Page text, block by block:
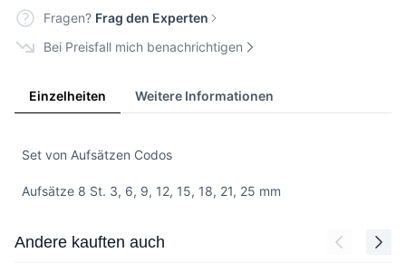
Fragen? Frag den Experten
Bei Preisfall mich benachrichtigen
Einzelheiten Weitere Informationen
Set von Aufsätzen Codos
Aufsätze 8 St. 3, 6, 9, 12, 15, 18, 21, 25 mm
Press to skip carousel
Andere kauften auch